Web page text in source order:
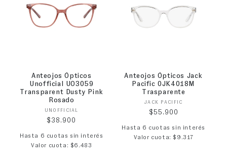
Anteojos Ópticos
Unofficial UO3059
Transparent Dusty Pink
Rosado
Proveedor:
UNOFFICIAL
Precio habitual
$38.900
Hasta 6 cuotas sin interés
Valor cuota: $6.483
Anteojos Ópticos Jack
Pacific 0JK4018M
Trasparente
Proveedor:
JACK PACIFIC
Precio habitual
$55.900
Hasta 6 cuotas sin interés
Valor cuota: $9.317